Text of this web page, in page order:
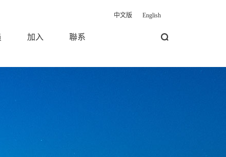
中文版 English
加入 聯系